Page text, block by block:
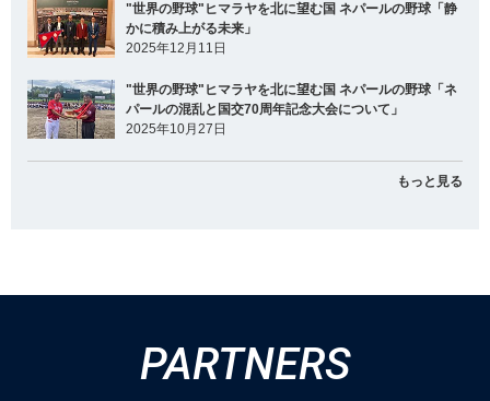
"世界の野球"ヒマラヤを北に望む国 ネパールの野球「静
かに積み上がる未来」
2025年12月11日
"世界の野球"ヒマラヤを北に望む国 ネパールの野球「ネ
パールの混乱と国交70周年記念大会について」
2025年10月27日
もっと見る
PARTNERS